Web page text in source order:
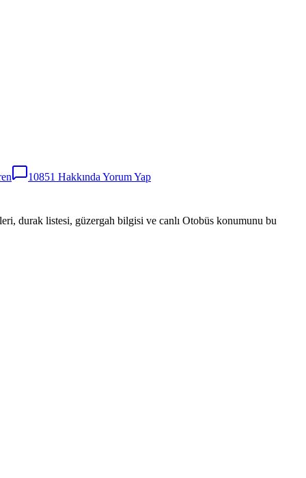
10851 Hakkında Yorum Yap
durak listesi, güzergah bilgisi ve canlı Otobüs konumunu bu